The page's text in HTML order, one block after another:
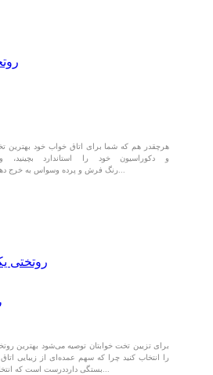
هرچقدر هم که شما برای اتاق خواب خود بهترین
و دکوراسیون خود را استاندارد
برای تزیین تخت خوابتان توصیه می‌شود بهترین
را انتخاب کنید چرا که سهم عمده‌ای از زیبایی
بستگی دارددرست است که انتخاب طرح روتختی ها مسئله ای...